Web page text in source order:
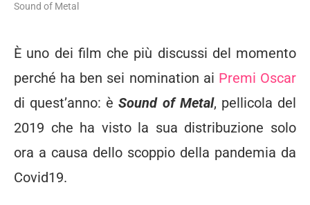
Sound of Metal
È uno dei film che più discussi del momento
perché ha ben sei nomination ai Premi Oscar
di quest’anno: èSound of Metal, pellicola del
2019 che ha visto la sua distribuzione solo
ora a causa dello scoppio della pandemia da
Covid19.